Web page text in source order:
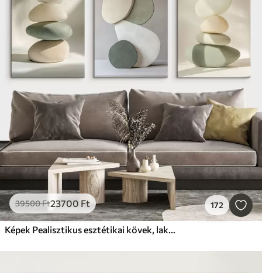
39500Ft23700 Ft 172
Képek Pealisztikus esztétikai kövek, lakberendezés, természetes megvilágítás